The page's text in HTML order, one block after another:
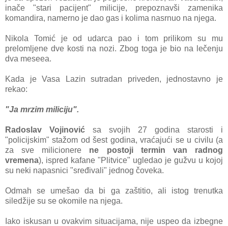
inače "stari pacijent" milicije, prepoznavši zamenika
komandira, namerno je dao gas i kolima nasrnuo na njega.
Nikola Tomić je od udarca pao i tom prilikom su mu
prelomljene dve kosti na nozi. Zbog toga je bio na lečenju
dva meseea.
Kada je Vasa Lazin sutradan priveden, jednostavno je
rekao:
"Ja mrzim miliciju".
Radoslav Vojinović sa svojih 27 godina starosti i
"policijskim" stažom od šest godina, vraćajući se u civilu (a
za sve milicionere ne postoji termin van radnog
vremena), ispred kafane "Plitvice" ugledao je gužvu u kojoj
su neki napasnici "sređivali" jednog čoveka.
Odmah se umešao da bi ga zaštitio, ali istog trenutka
siledžije su se okomile na njega.
Iako iskusan u ovakvim situacijama, nije uspeo da izbegne